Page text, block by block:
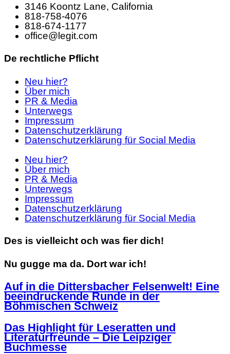
3146 Koontz Lane, California
818-758-4076
818-674-1177
office@legit.com
De rechtliche Pflicht
Neu hier?
Über mich
PR & Media
Unterwegs
Impressum
Datenschutzerklärung
Datenschutzerklärung für Social Media
Neu hier?
Über mich
PR & Media
Unterwegs
Impressum
Datenschutzerklärung
Datenschutzerklärung für Social Media
Des is vielleicht och was fier dich!
Nu gugge ma da. Dort war ich!
Auf in die Dittersbacher Felsenwelt! Eine
beeindruckende Runde in der
Böhmischen Schweiz
Das Highlight für Leseratten und
Literaturfreunde – Die Leipziger
Buchmesse